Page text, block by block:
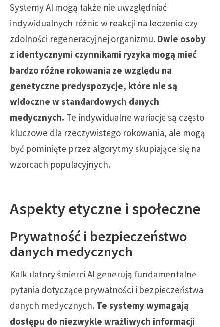
Systemy AI mogą także nie uwzględniać
indywidualnych różnic w reakcji na leczenie czy
zdolności regeneracyjnej organizmu. Dwie osoby
z identycznymi czynnikami ryzyka mogą mieć
bardzo różne rokowania ze względu na
genetyczne predyspozycje, które nie są
widoczne w standardowych danych
medycznych. Te indywidualne wariacje są często
kluczowe dla rzeczywistego rokowania, ale mogą
być pominięte przez algorytmy skupiające się na
wzorcach populacyjnych.
Aspekty etyczne i społeczne
Prywatność i bezpieczeństwo
danych medycznych
Kalkulatory śmierci AI generują fundamentalne
pytania dotyczące prywatności i bezpieczeństwa
danych medycznych. Te systemy wymagają
dostępu do niezwykle wrażliwych informacji